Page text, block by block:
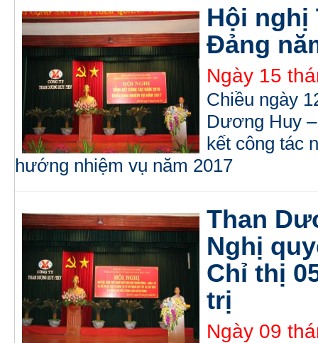
Hội nghị
Đảng
Ngày 15
Chiều ngày
Dương Huy
kết công tác
hướng nhiệm vụ năm 2017
Than
Nghị
Chỉ thị
trị
Ngày 09